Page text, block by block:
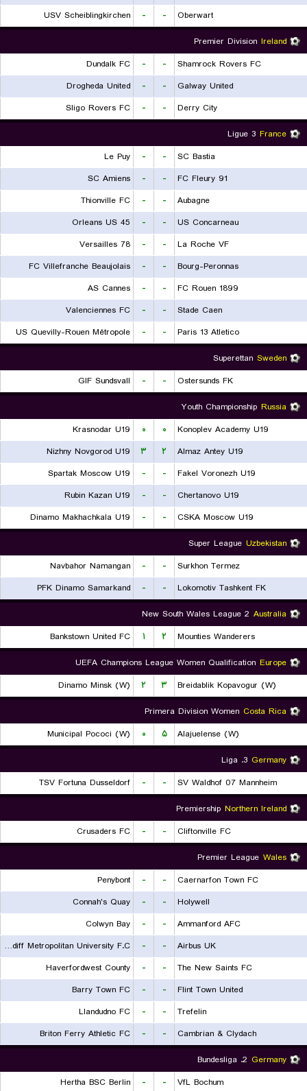
Oberwart
-
-
USV Scheiblingkirchen
Ireland
Premier Division
Shamrock Rovers FC
-
-
Dundalk FC
Galway United
-
-
Drogheda United
Derry City
-
-
Sligo Rovers FC
France
Ligue 3
SC Bastia
-
-
Le Puy
FC Fleury 91
-
-
SC Amiens
Aubagne
-
-
Thionville FC
US Concarneau
-
-
Orleans US 45
La Roche VF
-
-
Versailles 78
Bourg-Peronnas
-
-
FC Villefranche Beaujolais
FC Rouen 1899
-
-
AS Cannes
Stade Caen
-
-
Valenciennes FC
Paris 13 Atletico
-
-
US Quevilly-Rouen Métropole
Sweden
Superettan
Ostersunds FK
-
-
GIF Sundsvall
Russia
Youth Championship
Konoplev Academy U19
۰ ۰
Krasnodar U19
Almaz Antey U19
۲ ۳
Nizhny Novgorod U19
Fakel Voronezh U19
-
-
Spartak Moscow U19
Chertanovo U19
-
-
Rubin Kazan U19
CSKA Moscow U19
-
-
Dinamo Makhachkala U19
Uzbekistan
Super League
Surkhon Termez
-
-
Navbahor Namangan
Lokomotiv Tashkent FK
-
-
PFK Dinamo Samarkand
Australia
New South Wales League 2
Mounties Wanderers
۲ ۱
Bankstown United FC
Europe
UEFA Champions League Women Qualification
Breidablik Kopavogur (W)
۳ ۲
Dinamo Minsk (W)
Costa Rica
Primera Division Women
Alajuelense (W)
۵ ۰
Municipal Pococi (W)
Germany
3. Liga
SV Waldhof 07 Mannheim
-
-
TSV Fortuna Dusseldorf
Northern Ireland
Premiership
Cliftonville FC
-
-
Crusaders FC
Wales
Premier League
Caernarfon Town FC
-
-
Penybont
Holywell
-
-
Connah's Quay
Ammanford AFC
-
-
Colwyn Bay
Airbus UK
-
-
Cardiff Metropolitan University F.C.
The New Saints FC
-
-
Haverfordwest County
Flint Town United
-
-
Barry Town FC
Trefelin
-
-
Llandudno FC
Cambrian & Clydach
-
-
Briton Ferry Athletic FC
Germany
2. Bundesliga
VfL Bochum
-
-
Hertha BSC Berlin